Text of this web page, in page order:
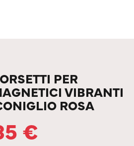
PER
VIBRANTI
ROSA
€